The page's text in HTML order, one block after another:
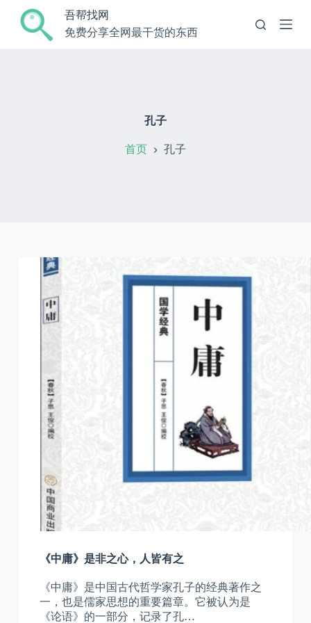
跳
过
吾帮找网
免费分享全网最干货的东西
孔子
首页 孔子
《中庸》是非之心，人皆有之
《中庸》是中国古代哲学家孔子的经典著作之
一，也是儒家思想的重要篇章。它被认为是
《论语》的一部分，记录了孔…